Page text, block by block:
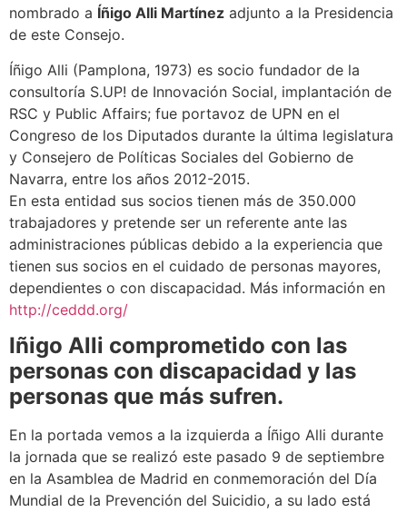
nombrado a Íñigo Alli Martínez adjunto a la Presidencia
de este Consejo.
Íñigo Alli (Pamplona, 1973) es socio fundador de la
consultoría S.UP! de Innovación Social, implantación de
RSC y Public Affairs; fue portavoz de UPN en el
Congreso de los Diputados durante la última legislatura
y Consejero de Políticas Sociales del Gobierno de
Navarra, entre los años 2012-2015.
En esta entidad sus socios tienen más de 350.000
trabajadores y pretende ser un referente ante las
administraciones públicas debido a la experiencia que
tienen sus socios en el cuidado de personas mayores,
dependientes o con discapacidad. Más información en
http://ceddd.org/
Iñigo Alli comprometido con las
personas con discapacidad y las
personas que más sufren.
En la portada vemos a la izquierda a Íñigo Alli durante
la jornada que se realizó este pasado 9 de septiembre
en la Asamblea de Madrid en conmemoración del Día
Mundial de la Prevención del Suicidio, a su lado está